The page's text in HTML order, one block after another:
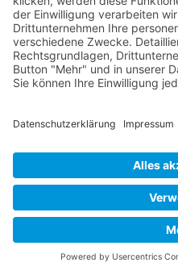
Acker Raum-Systeme GmbH
D-20459 Hamburg